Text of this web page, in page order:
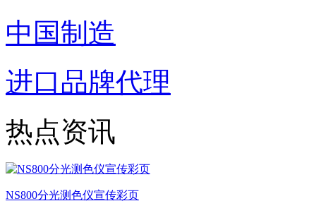
中国制造
进口品牌代理
热点资讯
NS800分光测色仪宣传彩页